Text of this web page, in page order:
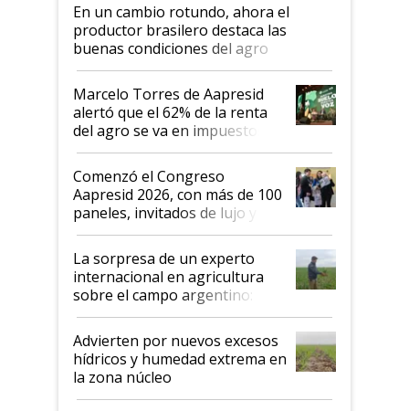
En un cambio rotundo, ahora el
productor brasilero destaca las
buenas condiciones del agro
argentino para invertir: "Los veo
más motivados"
Marcelo Torres de Aapresid
alertó que el 62% de la renta
del agro se va en impuestos:
"No es bueno que en
Argentina se sigan discutiendo
las mismas cosas de hace 50
años"
Comenzó el Congreso
Aapresid 2026, con más de 100
paneles, invitados de lujo y
todas las tendencias
La sorpresa de un experto
internacional en agricultura
sobre el campo argentino:
"Estoy muy impresionado"
Advierten por nuevos excesos
hídricos y humedad extrema en
la zona núcleo